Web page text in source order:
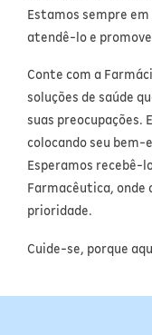
Estamos sempre
atendê-lo e
Conte com a
soluções de saúde
suas preocupações.
colocando seu bem-
Esperamos recebê-
Farmacêutica, onde
prioridade.
Cuide-se, porque